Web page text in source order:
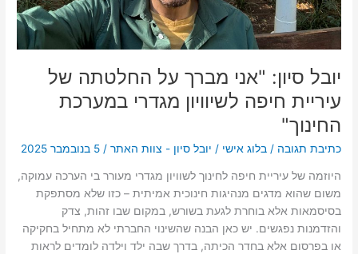
יובל סיון: "אני מברך על החלטתה של
עיריית חיפה לשיוויון מגדרי במערכת
החינוך"
כתיבת תגובה /בלוג אישי / יובל סיון - צוות האתר/5 בנובמבר 2025
היוזמה של עיריית חיפה לחינוך לשוויון מגדרי מעורר בי הערכה עמוקה,
משום שהוא מדגים מנהיגות חינוכית אמיתית – כזו שלא מסתפקת
בסיסמאות אלא בוחרת לגעת בשורש, במקום שבו זהות, צדק
והזדמנות נפגשים. יש כאן הבנה שהשינוי החברתי לא מתחיל בחקיקה
או בפרסום אלא בחדר הכיתה, בדרך שבה ילד וילדה לומדים לראות
במערכת
החינוך"